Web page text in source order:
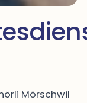
Mörschwil